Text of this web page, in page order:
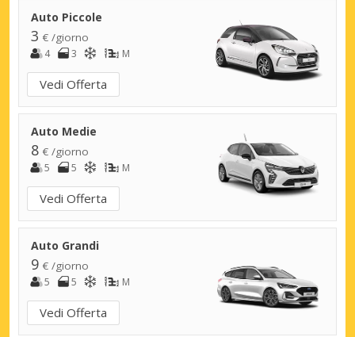
Auto Piccole
3 € /giorno
Auto Medie
8 € /giorno
Auto Grandi
9 € /giorno
4 3 M
Vedi Offerta
5 5 M
Vedi Offerta
5 5 M
Vedi Offerta